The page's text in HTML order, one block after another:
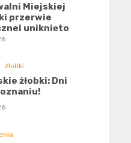
Miejskiej
przerwie
uniknięto
żłobki
żłobki: Dni